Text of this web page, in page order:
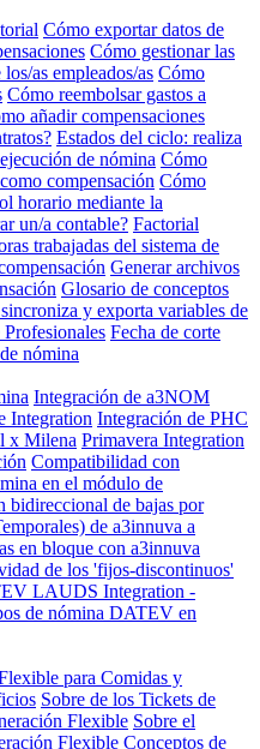
Cómo exportar datos de
Cómo gestionar las
as empleados/as Cómo
Cómo reembolsar gastos a
añadir compensaciones
Estados del ciclo: realiza
de nómina Cómo
compensación Cómo
horario mediante la
un/a contable? Factorial
trabajadas del sistema de
Generar archivos
Glosario de conceptos
y exporta variables de
Fecha de corte
nómina
Integración de a3NOM
Integration Integración de PHC
x Milena Primavera Integration
Compatibilidad con
en el módulo de
bidireccional de bajas por
de a3innuva a
en bloque con a3innuva
de los 'fijos-discontinuos'
LAUDS Integration -
de nómina DATEV en
para Comidas y
Sobre de los Tickets de
Flexible Sobre el
Flexible Conceptos de